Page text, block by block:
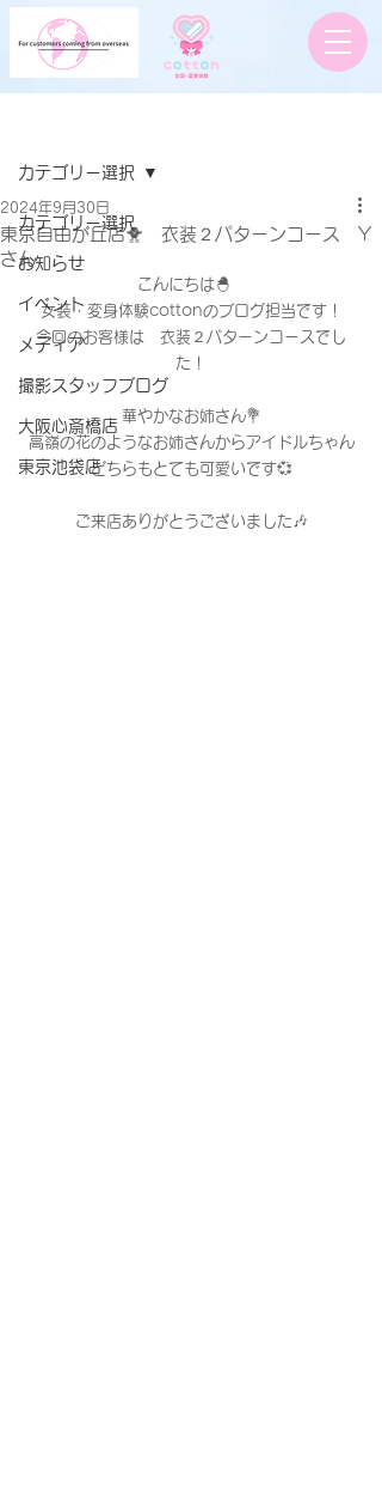
カテゴリー選択
お知らせ
イベント
メディア
撮影スタッフブログ
大阪心斎橋店
東京池袋店
カテゴリー選択
東京自由が丘店🐥 衣装２パターンコース Y
さん
2024年9月30日
こんにちは🐣
女装・変身体験cottonのブログ担当です！
今回のお客様は　衣装２パターンコースでし
た！
華やかなお姉さん💐
高嶺の花のようなお姉さんからアイドルちゃん
どちらもとても可愛いです💞
ご来店ありがとうございました🎶